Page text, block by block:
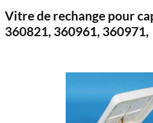
Vitre de rechange pour
360821, 360961, 360971,